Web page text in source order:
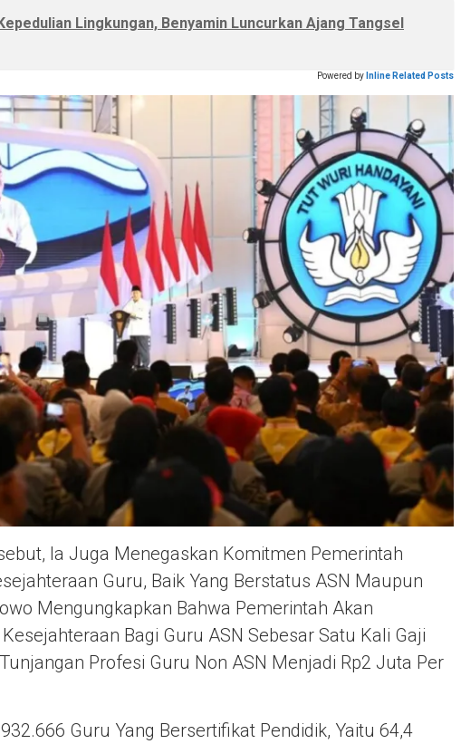
Lingkungan, Benyamin Luncurkan Ajang Tangsel
Powered by Inline Related Posts
Ia Juga Menegaskan Komitmen Pemerintah
Guru, Baik Yang Berstatus ASN Maupun
Mengungkapkan Bahwa Pemerintah Akan
Bagi Guru ASN Sebesar Satu Kali Gaji
Profesi Guru Non ASN Menjadi Rp2 Juta Per
Guru Yang Bersertifikat Pendidik, Yaitu 64,4